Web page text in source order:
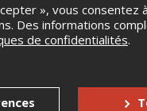
QC
», vous consentez
Des informations
de confidentialités.